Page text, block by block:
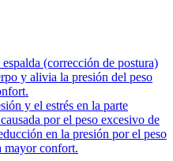
(corrección de postura)
y alivia la presión del peso
y el estrés en la parte
por el peso excesivo de
en la presión por el peso
mayor confort.